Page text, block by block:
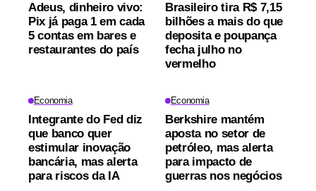
Adeus, dinheiro vivo:
Pix já paga 1 em cada
5 contas em bares e
restaurantes do país
Brasileiro tira R$ 7,15
bilhões a mais do que
deposita e poupança
fecha julho no
vermelho
Economia
Integrante do Fed diz
que banco quer
estimular inovação
bancária, mas alerta
para riscos da IA
Economia
Berkshire mantém
aposta no setor de
petróleo, mas alerta
para impacto de
guerras nos negócios